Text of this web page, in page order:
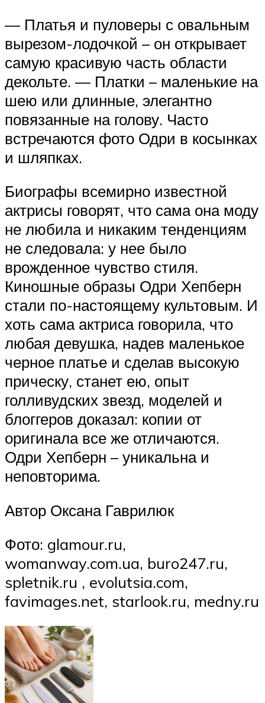
— Платья и пуловеры с овальным
вырезом-лодочкой – он открывает
самую красивую часть области
декольте. — Платки – маленькие на
шею или длинные, элегантно
повязанные на голову. Часто
встречаются фото Одри в косынках
и шляпках.
Биографы всемирно известной
актрисы говорят, что сама она моду
не любила и никаким тенденциям
не следовала: у нее было
врожденное чувство стиля.
Киношные образы Одри Хепберн
стали по-настоящему культовым. И
хоть сама актриса говорила, что
любая девушка, надев маленькое
черное платье и сделав высокую
прическу, станет ею, опыт
голливудских звезд, моделей и
блоггеров доказал: копии от
оригинала все же отличаются.
Одри Хепберн – уникальна и
неповторима.
Автор Оксана Гаврилюк
Фото: glamour.ru,
womanway.com.ua, buro247.ru,
spletnik.ru , evolutsia.com,
favimages.net, starlook.ru, medny.ru